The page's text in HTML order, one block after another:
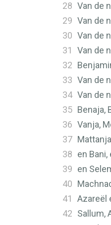
28 Van de
29 Van de
30 Van de
31
Van de
32
33 Van de
34 Van de
35 Benaja,
36 Vanja,
37
38 en
39 en
40
41
Azareël
42 Sallum,